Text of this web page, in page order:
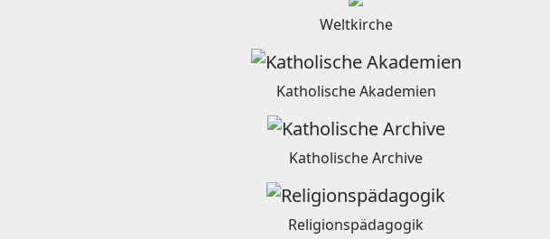
Weltkirche
Katholische Akademien
Katholische Archive
Religionspädagogik